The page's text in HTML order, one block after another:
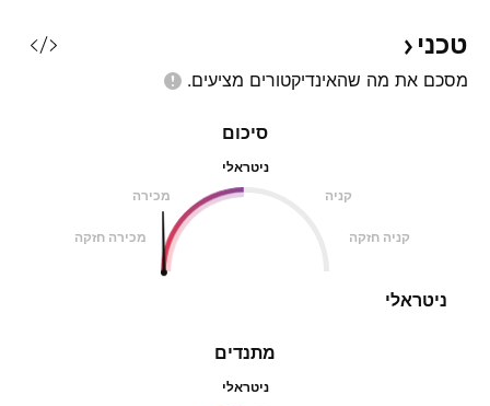
טכני
מסכם את מה שהאינדיקטורים מציעים.
מתנדים
ניטראלי
סיכום
ניטראלי
מכירה
קניה
מכירה חזקה קניה חזקה
ניטראלי